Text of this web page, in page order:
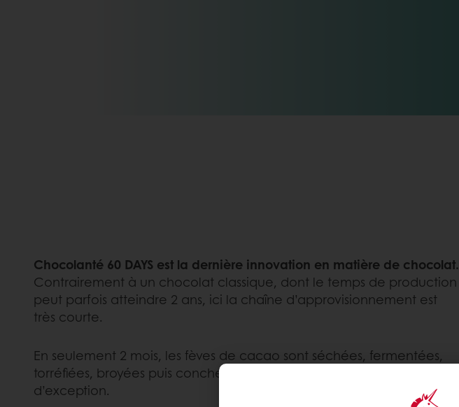
Chocolanté 60 DAYS est la dernière innovation en matière de chocolat.
Contrairement à un chocolat classique, dont le temps de production
peut parfois atteindre 2 ans, ici la chaîne d’approvisionnement est
très courte.
En seulement 2 mois, les fèves de cacao sont séchées, fermentées,
torréfiées, broyées puis conchées pour créer un chocolat
d’exception.